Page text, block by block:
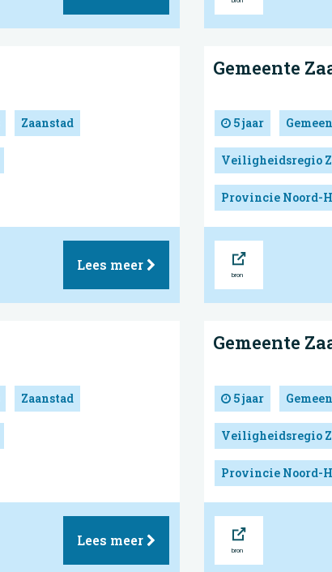
Zaanstad
Lees meer
Gemeente
5 jaar
Veiligheidsregio
Provincie Noord-
Zaanstad
Lees meer
Gemeente
5 jaar
Veiligheidsregio
Provincie Noord-